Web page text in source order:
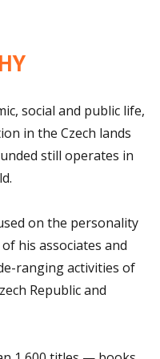
social and public life,
in the Czech lands
still operates in
on the personality
his associates and
ranging activities of
Republic and